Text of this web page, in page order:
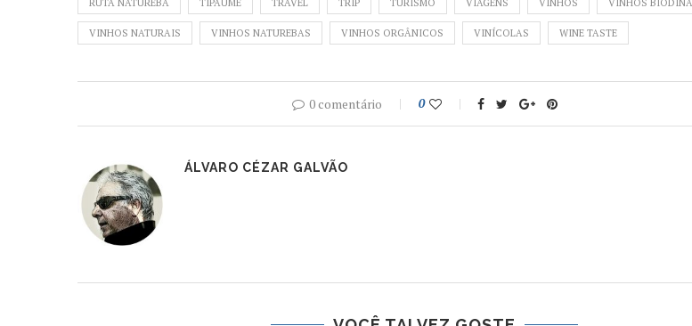
RUTA NATUREBA TIPAUME TRAVEL TRIP TURISMO VIAGENS VINHOS VINHOS
VINHOS NATURAIS VINHOS NATUREBAS VINHOS ORGÂNICOS VINÍCOLAS WINE TASTE
0 comentário 0
ÁLVARO CÉZAR GALVÃO